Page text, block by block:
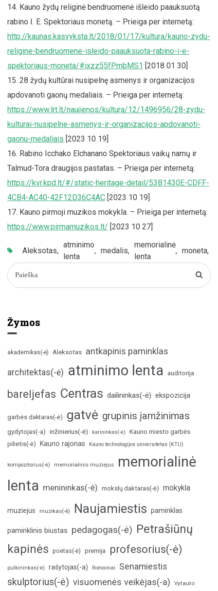
Kauno žydų religinė bendruomenė išleido paauksuotą
rabino I. E. Spektoriaus monetą. – Prieiga per internetą:
http://kaunas.kasvyksta.lt/2018/01/17/kultura/kauno-zydu-
religine-bendruomene-isleido-paauksuota-rabino-i-e-
spektoriaus-moneta/#ixzz55fPmbMS1 [2018 01 30]
28 žydų kultūrai nusipelnę asmenys ir organizacijos
apdovanoti gaonų medaliais. – Prieiga per internetą:
https://www.lrt.lt/naujienos/kultura/12/1496956/28-zydu-
kulturai-nusipelne-asmenys-ir-organizacijos-apdovanoti-
gaonu-medaliais [2023 10 19]
Rabino Icchako Elchanano Spektoriaus vaikų namų ir
Talmud-Tora draugijos pastatas. – Prieiga per internetą:
https://kvr.kpd.lt/#/static-heritage-detail/53B1430E-CDFF-
4CB4-AC40-42F12D36C4AC [2023 10 19]
Kauno pirmoji muzikos mokykla. – Prieiga per internetą:
https://www.pirmamuzikos.lt/ [2023 10 27]
Aleksotas,
atminimo
lenta
, medalis,
memorialinė
lenta
, moneta,
Žymos
akademikas(-ė) Aleksotas antkapinis paminklas
architektas(-ė) atminimo lenta auditorija
bareljefas Centras dailininkas(-ė) ekspozicija
garbės daktaras(-ė) gatvė grupinis įamžinimas
gydytojas(-a) inžinierius(-ė) karininkas(-ė)
Kauno miesto garbės
pilietis(-ė) Kauno rajonas Kauno technologijos universitetas (KTU)
kompozitorius(-ė) memorialinis muziejus
memorialinė
lenta menininkas(-ė) mokslų daktaras(-ė) mokykla
muziejus muzikas(-ė) Naujamiestis paminklas
paminklinis biustas pedagogas(-ė) Petrašiūnų
kapinės poetas(-ė) premija profesorius(-ė)
pulkininkas(-ė) rašytojas(-a) Romainiai Senamiestis
skulptorius(-ė) visuomenės veikėjas(-a) Vytauto